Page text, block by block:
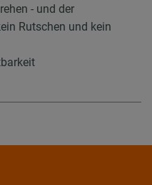
- und der
Rutschen und kein